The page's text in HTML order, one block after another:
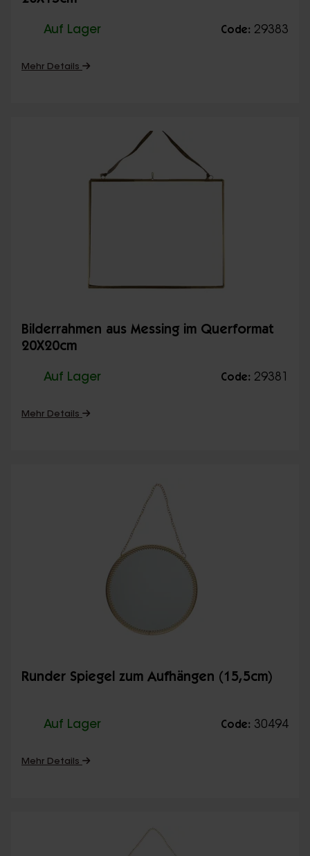
Auf Lager Code: 29383
Mehr Details
Bilderrahmen aus Messing im Querformat
20X20cm
Auf Lager Code: 29381
Mehr Details
Runder Spiegel zum Aufhängen (15,5cm)
Auf Lager Code: 30494
Mehr Details